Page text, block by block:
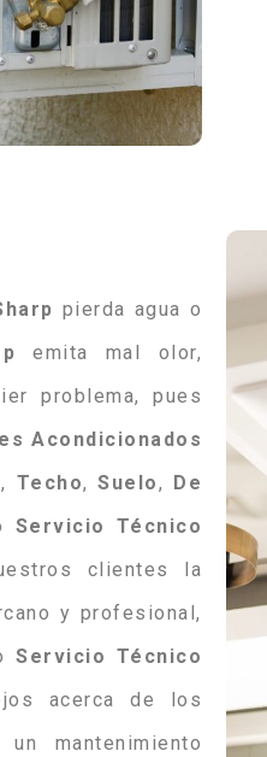
pierda agua o
emita mal olor,
problema, pues
Acondicionados
, Techo,Suelo,
De
Servicio Técnico
clientes la
y profesional,
Servicio Técnico
acerca de los
mantenimiento